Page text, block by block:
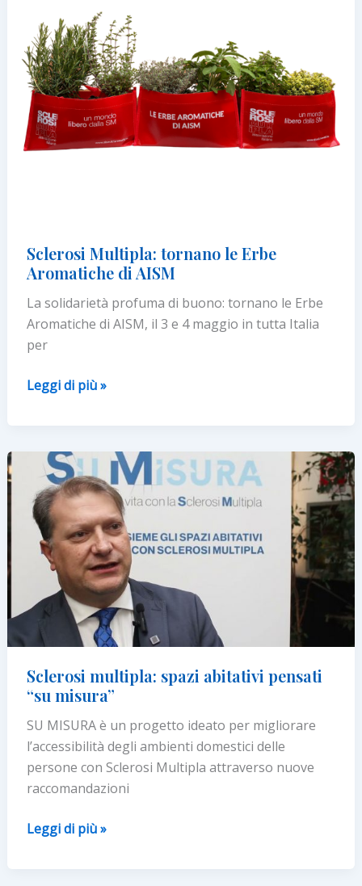
Sclerosi Multipla: tornano le Erbe
Aromatiche di AISM
La solidarietà profuma di buono: tornano le Erbe
Aromatiche di AISM, il 3 e 4 maggio in tutta Italia
per
Sclerosi
le
Erbe
Aromatiche
di
AISM
Leggi di più »
Sclerosi multipla: spazi abitativi pensati
“su misura”
SU MISURA è un progetto ideato per migliorare
l’accessibilità degli ambienti domestici delle
persone con Sclerosi Multipla attraverso nuove
raccomandazioni
Sclerosi
Leggi di più »